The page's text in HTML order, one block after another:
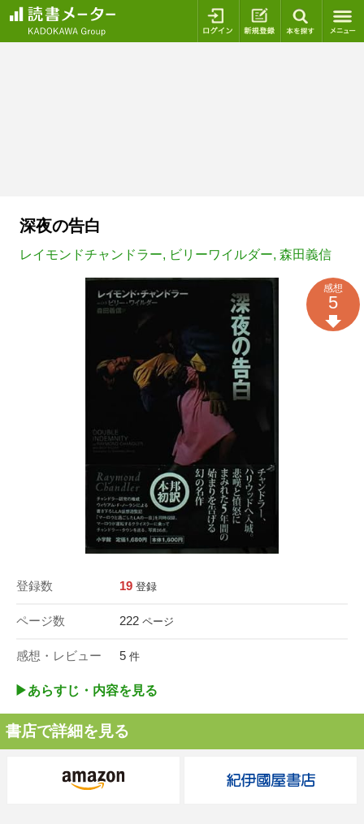
ログイン 新規登録
深夜の告白
レイモンドチャンドラー, ビリーワイルダー, 森田義信
登録数 19 登録
ページ数 222 ページ
感想・レビュー 5 件
感想
5
▶︎あらすじ・内容を見る
書店で詳細を見る